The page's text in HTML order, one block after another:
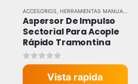
ACCESORIOS HERRAMIENTAS MANUALES
Aspersor De Impulso
Sectorial Para Acople
Rápido Tramontina
0out of 5
Vista rapida